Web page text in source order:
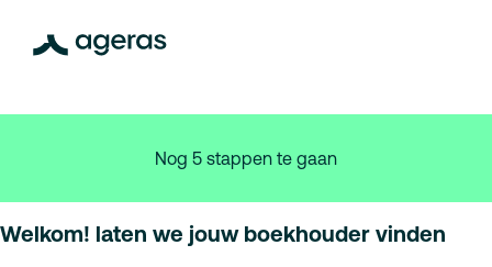
Nog 5 stappen te gaan
Welkom! laten we jouw boekhouder vinden